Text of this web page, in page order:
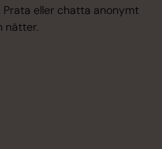
eller chatta anonymt
nätter.